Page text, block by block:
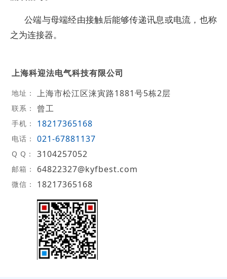
公端与母端经由接触后能够传递讯息或电流，也称
之为连接器。
上海科迎法电气科技有限公司
地址： 上海市松江区涞寅路1881号5栋2层
联系： 曾工
手机： 18217365168
电话： 021-67881137
Q Q： 3104257052
邮箱： 64822327@kyfbest.com
微信： 18217365168